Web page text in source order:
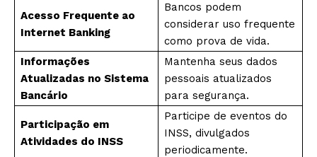
Acesso Frequente ao
Internet Banking
Bancos podem
considerar uso frequente
como prova de vida.
Informações
Atualizadas no Sistema
Bancário
Mantenha seus dados
pessoais atualizados
para segurança.
Participação em
Atividades do INSS
Participe de eventos do
INSS, divulgados
periodicamente.